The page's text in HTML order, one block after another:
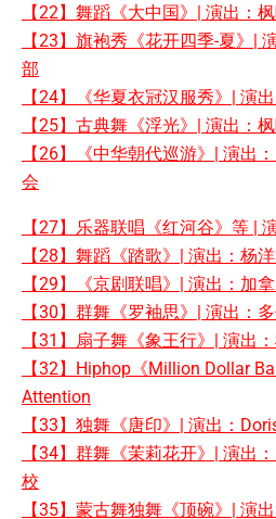
【22】舞蹈《大中国》| 演出：
【23】旗袍秀《花开四季-夏》|
部
【24】《华夏衣冠汉服秀》| 演
【25】古典舞《浮光》| 演出：
【26】《中华朝代巡游》| 演出
会
【27】乐器联唱《红河谷》等 |
【28】舞蹈《踏歌》| 演出：杨
【29】《京剧联唱》| 演出：加
【30】群舞《罗袖思》| 演出：
【31】扇子舞《象王行》| 演出
【32】Hiphop《Million Dollar
Attention
【33】独舞《唐印》| 演出：
【34】群舞《茉莉花开》| 演出
校
【35】蒙古舞独舞《顶碗》| 演